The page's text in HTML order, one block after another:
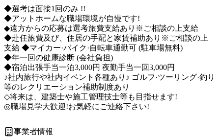
◆選考は面接1回のみ !!
◆アットホームな職場環境が自慢です!
◆遠方からの応募は選考旅費支給あり※ご相談の上支給
◆赴任旅費及び、住居の手配と家賃補助あり※ご相談の上
支給 ◆マイカー·バイク·自転車通勤可 (駐車場無料)
◆年一回の健康診断 (会社負担)
◆宿泊出張手当一泊3,000円 夜勤手当一回3,000円
♪社内旅行や社内イベント各種あり♪ ゴルフ·ツーリング·釣り
等のレクリエーション補助制度あり
◇将来は、建築士や施工管理技士等も目指せます!
◎職場見学大歓迎!お気軽にご連絡下さい!
事業者情報